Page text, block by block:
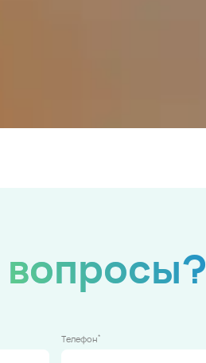
вопросы?
Телефон*